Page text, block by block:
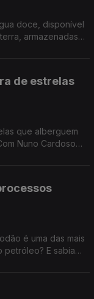
doce, disponível
armazenadas
de estrelas
que alberguem
Nuno Cardoso
é uma das mais
petróleo? E sabia